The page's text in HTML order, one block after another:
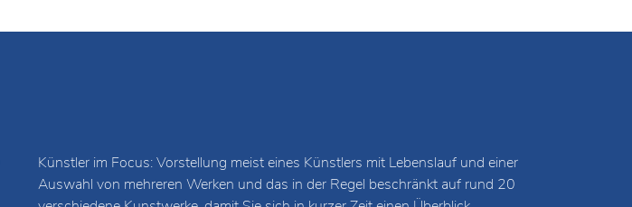
Künstler im Focus: Vorstellung meist eines Künstlers mit Lebenslauf und einer
Auswahl von mehreren Werken und das in der Regel beschränkt auf rund 20